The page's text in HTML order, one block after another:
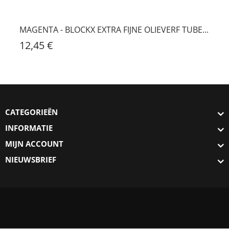
MAGENTA - BLOCKX EXTRA FIJNE OLIEVERF TUBE...
12,45 €
CATEGORIEËN
INFORMATIE
MIJN ACCOUNT
NIEUWSBRIEF